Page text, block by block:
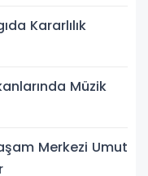
Kararlılık
Müzik
Merkezi Umut